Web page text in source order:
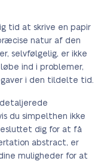
tid at skrive en papir
natur af den
selvfølgelig, er ikke
ind i problemer,
i den tildelte tid.
du simpelthen ikke
dig for at få
abstract, er
muligheder for at